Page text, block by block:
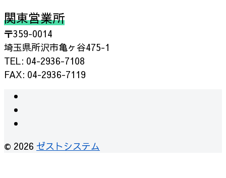
関東営業所
〒359-0014
埼玉県所沢市亀ヶ谷475-1
TEL: 04-2936-7108
FAX: 04-2936-7119
© 2026 ゼストシステム